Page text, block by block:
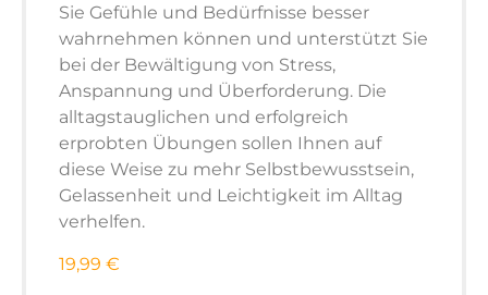
Sie Gefühle und Bedürfnisse besser
wahrnehmen können und unterstützt Sie
bei der Bewältigung von Stress,
Anspannung und Überforderung. Die
alltagstauglichen und erfolgreich
erprobten Übungen sollen Ihnen auf
diese Weise zu mehr Selbstbewusstsein,
Gelassenheit und Leichtigkeit im Alltag
verhelfen.
19,99 €